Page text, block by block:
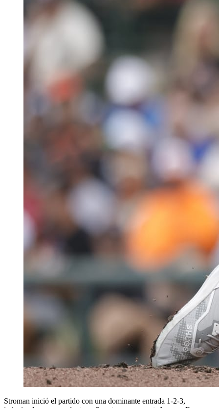
Stroman inició el partido con una dominante entrada 1-2-3,